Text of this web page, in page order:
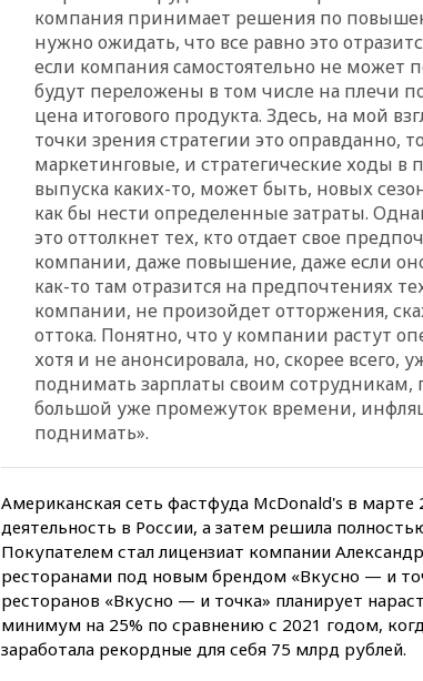
компания принимает решения по
нужно ожидать, что все равно это
если компания самостоятельно не может
будут переложены в том числе на плечи
цена итогового продукта. Здесь, на мой
точки зрения стратегии это оправданно,
маркетинговые, и стратегические ходы в
выпуска каких-то, может быть, новых
как бы нести определенные затраты.
это оттолкнет тех, кто отдает свое
компании, даже повышение, даже если
как-то там отразится на предпочтениях
компании, не произойдет отторжения,
оттока. Понятно, что у компании растут
хотя и не анонсировала, но, скорее всего,
поднимать зарплаты своим сотрудникам,
большой уже промежуток времени,
поднимать».
Американская сеть фастфуда McDonald's в марте
деятельность в России, а затем решила
Покупателем стал лицензиат компании
ресторанами под новым брендом «Вкусно — и
ресторанов «Вкусно — и точка» планирует
минимум на 25% по сравнению с 2021 годом,
заработала рекордные для себя 75 млрд рублей.